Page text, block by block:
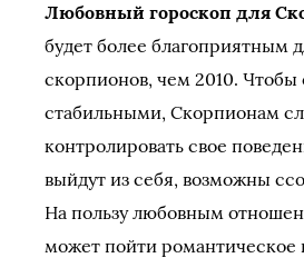
Любовный гороскоп для
будет более благоприятным
скорпионов, чем 2010.
стабильными, Скорпионам
контролировать свое
выйдут из себя, возможны
На пользу любовным
может пойти романтическое